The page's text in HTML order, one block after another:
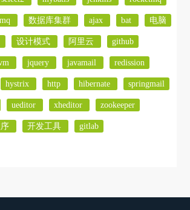
数据库集群 ajax bat 电脑
设计模式 阿里云 github
jquery javamail redission
hystrix http hibernate springmail
ueditor xheditor zookeeper
开发工具 gitlab